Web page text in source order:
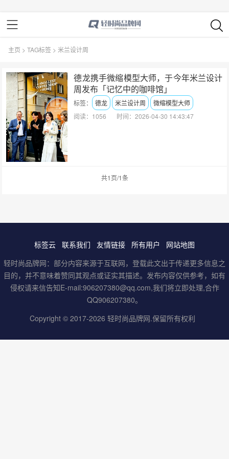
主页 >TAG标签 > 米兰设计周
德龙携手微缩模型大师，于今年米兰设计
周发布「记忆中的咖啡馆」
标签： 德龙 米兰设计周
微缩模型大师
阅读：1056
时间：2026-04-30 14:43:47
共1页/1条
标签云 联系我们 友情链接 所有用户
网站地图
轻时尚品牌网：部分内容来源于互联网，登载此文出于传递更多信息之
目的，并不意味着赞同其观点或证实其描述。发布内容仅供参考，如有
侵权请来信告知E-mail:906207380@qq.com,我们将立即处理,合作
QQ906207380。
Copyright © 2017-2026 轻时尚品牌网.保留所有权利